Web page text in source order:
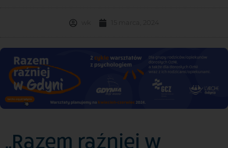
„Razem raźniej w